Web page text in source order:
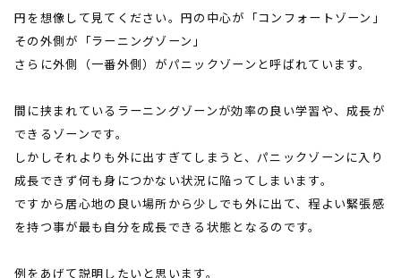
円を想像して見てください。円の中心が「コンフォートゾーン」
その外側が「ラーニングゾーン」
さらに外側（一番外側）がパニックゾーンと呼ばれています。
間に挟まれているラーニングゾーンが効率の良い学習や、成長が
できるゾーンです。
しかしそれよりも外に出すぎてしまうと、パニックゾーンに入り
成長できず何も身につかない状況に陥ってしまいます。
ですから居心地の良い場所から少しでも外に出て、程よい緊張感
を持つ事が最も自分を成長できる状態となるのです。
例をあげて説明したいと思います。